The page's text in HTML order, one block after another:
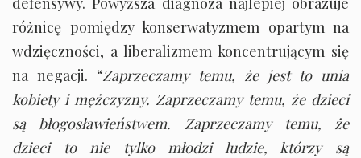
różnicę pomiędzy konserwatyzmem opartym na
wdzięczności, a liberalizmem koncentrującym się
na negacji. “Zaprzeczamy temu, że jest to unia
kobiety i mężczyzny. Zaprzeczamy temu, że dzieci
są błogosławieństwem. Zaprzeczamy temu, że
dzieci to nie tylko młodzi ludzie, którzy są